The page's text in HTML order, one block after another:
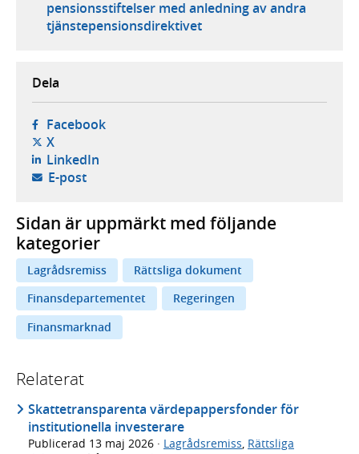
pensionsstiftelser med anledning av andra
tjänstepensionsdirektivet
Dela
Facebook- öppnas i ny flik, extern webbplats,
X- öppnas i ny flik, extern webbplats,
LinkedIn- öppnas i ny flik, extern webbplats,
E-post- öppnar din e-postklient,
Sidan är uppmärkt med följande
kategorier
Lagrådsremiss
Rättsliga dokument
Finansdepartementet
Regeringen
Finansmarknad
Relaterat
Skattetransparenta värdepappersfonder för
institutionella investerare
Publicerad 13 maj 2026 · Lagrådsremiss, Rättsliga